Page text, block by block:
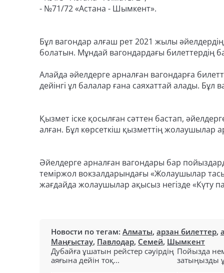
- №71/72 «Астана - Шымкент».
Бұл вагондар алғаш рет 2021 жылы
болатын. Мұндай вагондардағы билеттердің
Алайда әйелдерге арналған вагондарға
дейінгі ұл балалар ғана саяхаттай алады. Бұл
Қызмет іске қосылған сәттен бастап,
алған. Бұл көрсеткіш қызметтің жолаушылар
Әйелдерге арналған вагондары бар
теміржол вокзалдарындағы «Жолаушылар
жағдайда жолаушылар ақысыз негізде «Күту
Новости по тегам: Алматы, арзан билеттер,
Маңғыстау, Павлодар, Семей, Шымкент
Дубайға ұшатын рейстер сәуірдің
аяғына дейін тоқ...
Пойызда
затыңызды